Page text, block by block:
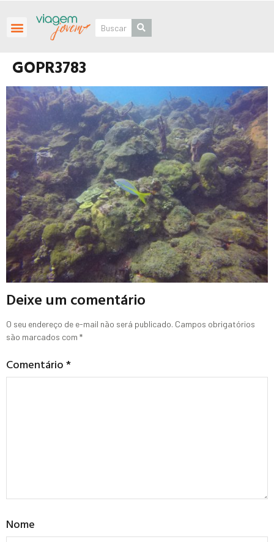
GOPR3783
Deixe um comentário
O seu endereço de e-mail não será publicado. Campos obrigatórios
são marcados com *
Comentário*
Nome